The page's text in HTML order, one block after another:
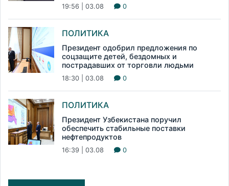
19:56 | 03.08 0
ПОЛИТИКА
Президент одобрил предложения по
соцзащите детей, бездомных и
пострадавших от торговли людьми
18:30 | 03.08 0
ПОЛИТИКА
Президент Узбекистана поручил
обеспечить стабильные поставки
нефтепродуктов
16:39 | 03.08 0